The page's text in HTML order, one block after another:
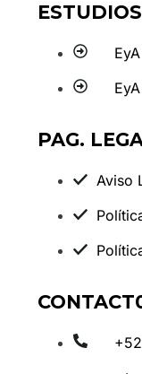
ESTUDIOS
PAG.
Aviso